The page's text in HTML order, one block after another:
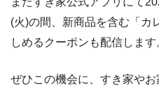
(火)の間、新商品を含む「カ
しめるクーポンも配信します
ぜひこの機会に、すき家や